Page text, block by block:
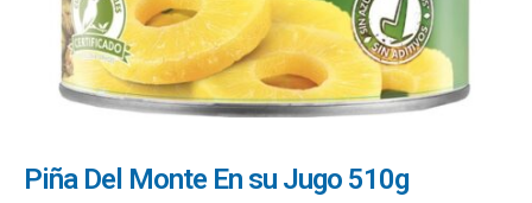
Piña Del Monte En su Jugo 510g